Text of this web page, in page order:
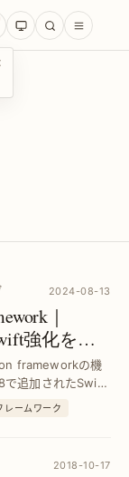
2024-08-13
｜
強化を解
最新機
ー
frameworkの機
で追加されたSwift
的な画像認識を実
ームワーク
2018-10-17